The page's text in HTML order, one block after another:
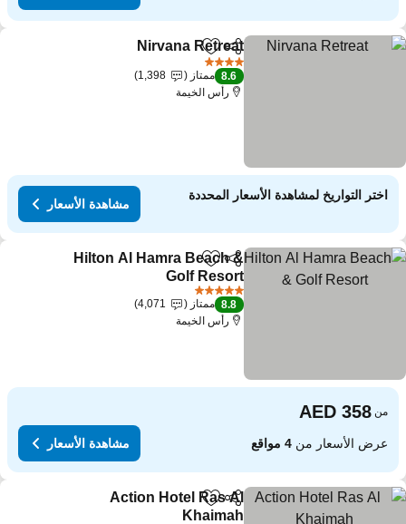
مشاركةAdd to favorites
Nirvana Retreat
8.6 ممتاز
1,398
رأس الخيمة
اختر التواريخ لمشاهدة الأسعار المحددة
مشاهدة الأسعار
مشاركةAdd to favorites
Hilton Al Hamra Beach &
Golf Resort
8.8 ممتاز
4,071
رأس الخيمة
من
عرض الأسعار من4 مواقع مشاهدة الأسعار
مشاركةAdd to favorites
Action Hotel Ras Al
Khaimah